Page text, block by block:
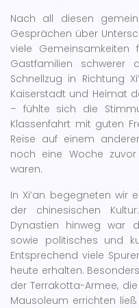
Nach all diesen
Gesprächen über
viele
Gastfamilien
Schnellzug in Richtung
Kaiserstadt und Heimat
– fühlte sich die
Klassenfahrt mit guten
Reise auf einem
noch eine Woche
waren.
In Xi’an begegneten wir
der chinesischen
Dynastien hinweg war
sowie politisches und
Entsprechend viele
heute erhalten.
der Terrakotta-Armee,
Mausoleum errichten